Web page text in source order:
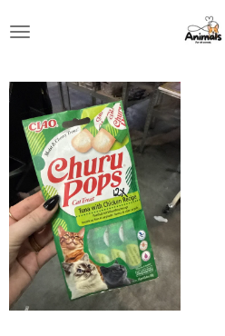
direct
hoofdinhoud